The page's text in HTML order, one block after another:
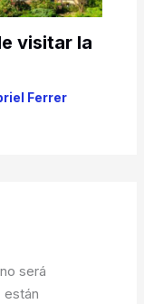
visitar la
Ferrer
será
están